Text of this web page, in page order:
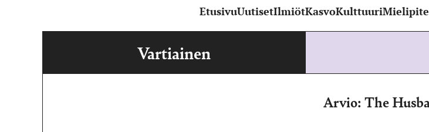
EtusivuUutisetIlmiötKasvoKulttuuri
Vartiainen
Arvio: The